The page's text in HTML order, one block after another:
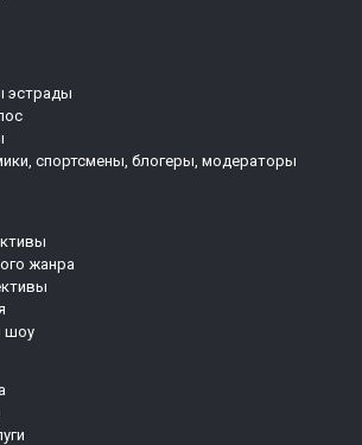
эстрады
спортсмены, блогеры, модераторы
жанра
шоу